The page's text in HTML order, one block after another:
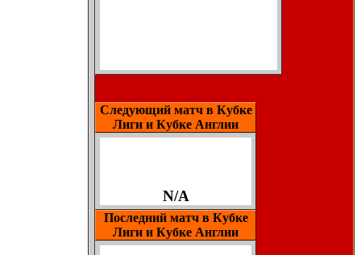
Следующий матч в Кубке
Лиги и Кубке Англии
N/A
Последний матч в Кубке
Лиги и Кубке Англии